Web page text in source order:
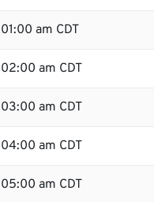
01:00 am CDT
02:00 am CDT
03:00 am CDT
04:00 am CDT
05:00 am CDT